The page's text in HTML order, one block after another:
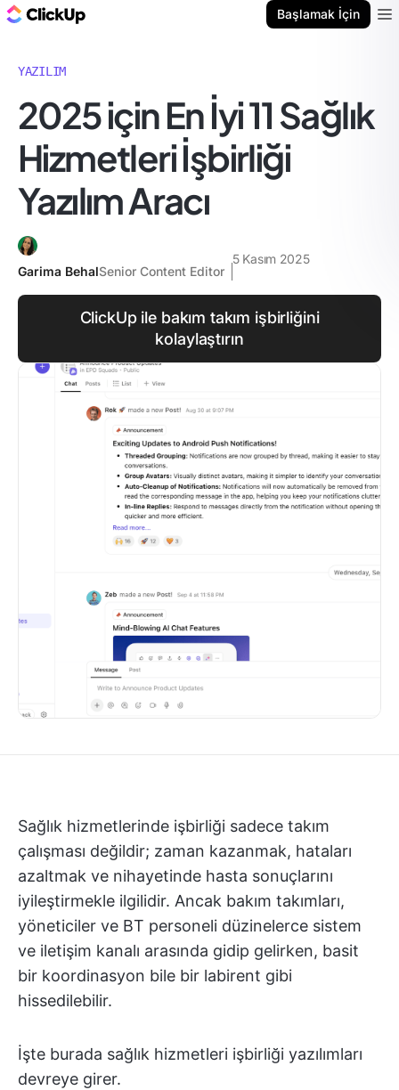
Başlamak İçin
YAZILIM
2025 için En İyi 11 Sağlık
Hizmetleri İşbirliği
Yazılım Aracı
Garima BehalSenior Content Editor
5 Kasım 2025
ClickUp ile bakım takım işbirliğini
kolaylaştırın
Sağlık hizmetlerinde işbirliği sadece takım
çalışması değildir; zaman kazanmak, hataları
azaltmak ve nihayetinde hasta sonuçlarını
iyileştirmekle ilgilidir. Ancak bakım takımları,
yöneticiler ve BT personeli düzinelerce sistem
ve iletişim kanalı arasında gidip gelirken, basit
bir koordinasyon bile bir labirent gibi
hissedilebilir.
İşte burada sağlık hizmetleri işbirliği yazılımları
devreye girer.